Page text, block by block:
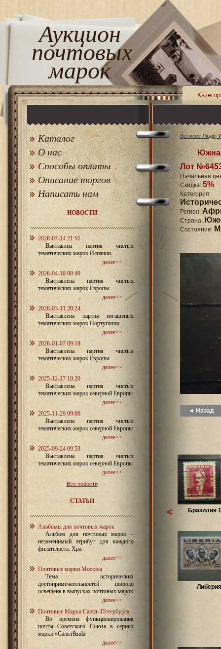
Аукцион
почтовых
марок
Каталог
О нас
Способы оплаты
Описание торгов
Написать нам
НОВОСТИ
2026-07-14 21:51
Выставлна партия чистых
тематических марок Испании
далее>>
2026-04-10 08:49
Выставлена партия чистых
тематических марок Европы
далее>>
2026-03-11 20:24
Выставлена партия негашеных
тематических марок Португалии
далее>>
2026-01-07 09:18
Выставлена партия чистых
тематических марок Европы
далее>>
2025-12-17 10:20
Выставлена партия чистых
тематических марок северной Европы
далее>>
2025-11-29 09:06
Выставлена партия чистых
тематических марок северной Европы
далее>>
2025-09-24 09:53
Выставлена партия чистых
тематических марок северной Европы
далее>>
Все новости
СТАТЬИ
Альбомы для почтовых марок
Альбом для почтовых марок –
незаменимый атрибут для каждого
филателиста. Хра
далее>>
Почтовые марки Москвы
Тема исторических
достопримечательностей широко
освещена в выпусках почтовых марок
далее>>
Почтовые Марки Санкт–Петербурга
Во времена функционирования
почты Советского Союза в сериях
марки «Санкт&nda
далее>>
Великие Люди,
Лот
Начальная
Скидка: 5%
Регион:
Страна:
Состояние:
◄ Назад
Бразилия
<